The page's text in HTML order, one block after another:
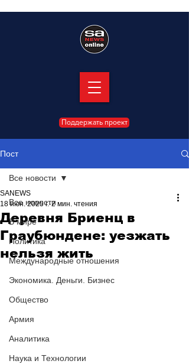
Поддержать проект
Пост
Все новости
В мире
Политика
Международные отношения
Экономика. Деньги. Бизнес
Общество
Армия
Аналитика
Наука и Технологии
Все новости
Деревня Бриенц в
Граубюндене: уезжать
нельзя жить
SANEWS
18 июн. 2025 г. 2 мин. чтения